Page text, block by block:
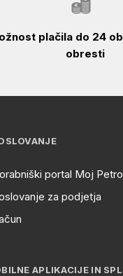
plačila do 24
obresti
portal Moj
za podjetja
APLIKACIJE IN